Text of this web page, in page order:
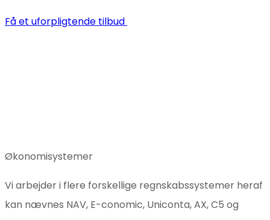
Få et uforpligtende tilbud
Økonomisystemer
Vi arbejder i flere forskellige regnskabssystemer heraf
kan nævnes NAV, E-conomic, Uniconta, AX, C5 og